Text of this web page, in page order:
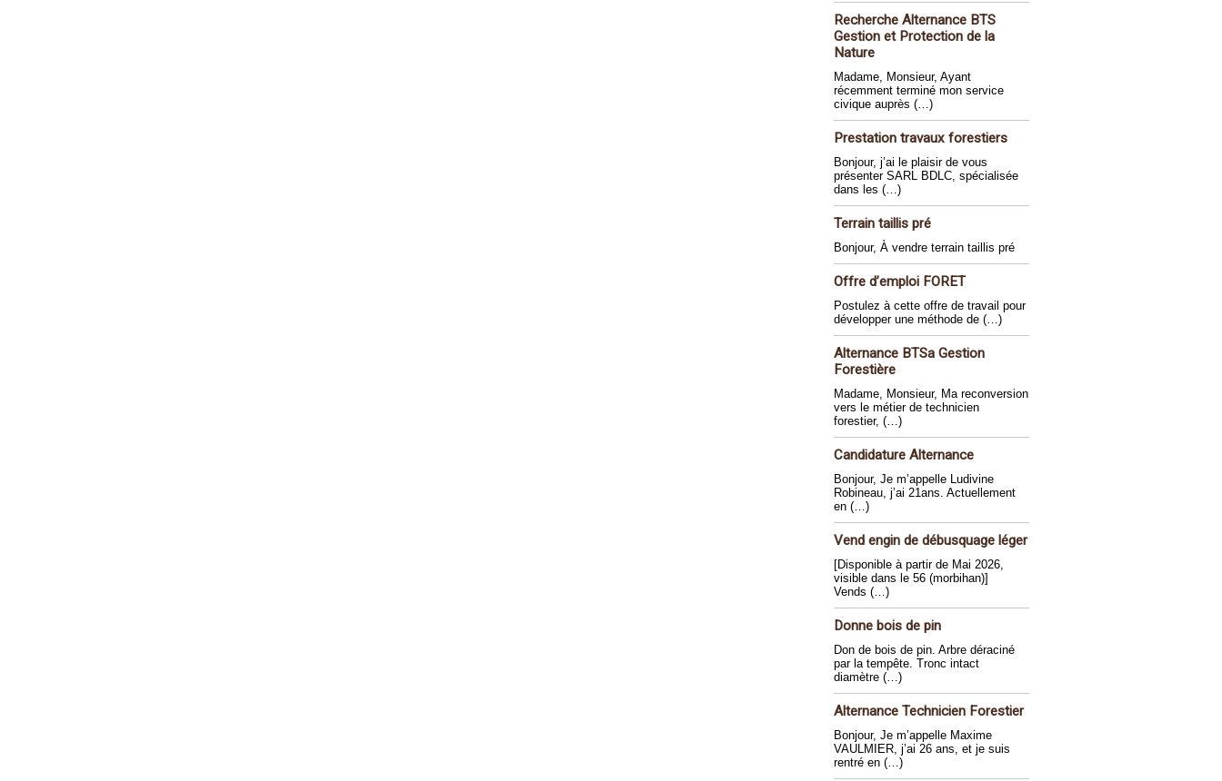
Recherche Alternance BTS
Gestion et Protection de la
Nature
Madame, Monsieur, Ayant
récemment terminé mon service
civique auprès (…)
Prestation travaux forestiers
Bonjour, j’ai le plaisir de vous
présenter SARL BDLC, spécialisée
dans les (…)
Terrain taillis pré
Bonjour, À vendre terrain taillis pré
Offre d’emploi FORET
Postulez à cette offre de travail pour
développer une méthode de (…)
Alternance BTSa Gestion
Forestière
Madame, Monsieur, Ma reconversion
vers le métier de technicien
forestier, (…)
Candidature Alternance
Bonjour, Je m’appelle Ludivine
Robineau, j’ai 21ans. Actuellement
en (…)
Vend engin de débusquage léger
[Disponible à partir de Mai 2026,
visible dans le 56 (morbihan)]
Vends (…)
Donne bois de pin
Don de bois de pin. Arbre déraciné
par la tempête. Tronc intact
diamètre (…)
Alternance Technicien Forestier
Bonjour, Je m’appelle Maxime
VAULMIER, j’ai 26 ans, et je suis
rentré en (…)